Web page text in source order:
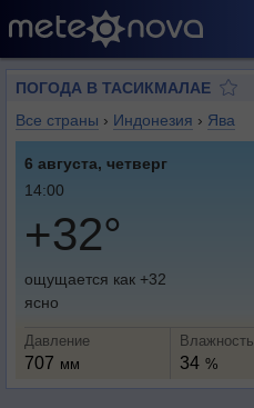
ПОГОДА В ТАСИКМАЛАЕ
Все страны › Индонезия › Ява
6 августа, четверг
14:00
+32°
ощущается как +32
ясно
Давление
707 мм
Влажность
34 %